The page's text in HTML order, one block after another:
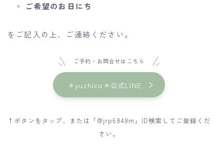
ご希望のお日にち
をご記入の上、ご連絡ください。
ご予約・お問合せはこちら
＊yuchico＊公式LINE
↑ボタンをタップ、または「@jrp6848m」ID検索してご登録くだ
さい。